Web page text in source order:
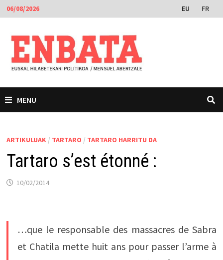
Skip
to
content
06/08/2026 EU FR
MENU
ARTIKULUAK / TARTARO / TARTARO HARRITU DA
Tartaro s’est étonné :
10/02/2014
…que le responsable des massacres de Sabra
et Chatila mette huit ans pour passer l’arme à